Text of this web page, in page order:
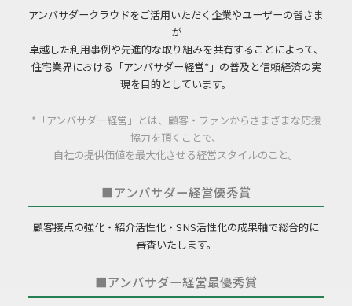
アンバサダークラウドをご活用いただく企業やユーザーの皆さま
が
卓越した利用事例や先進的な取り組みを共有することによって、
住宅業界における「アンバサダー経営*」の普及と信頼経済の実
現を目的としています。
*「アンバサダー経営」とは、顧客・ファンからさまざまな応援
協力を頂くことで、
自社の提供価値を最大化させる経営スタイルのこと。
■アンバサダー経営優秀賞
顧客接点の強化・紹介活性化・SNS活性化の成果軸で総合的に
審査いたします。
■アンバサダー経営最優秀賞